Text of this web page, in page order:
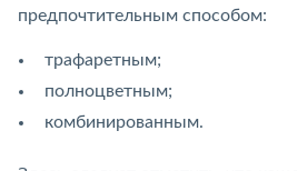
предпочтительным способом:
трафаретным;
полноцветным;
комбинированным.